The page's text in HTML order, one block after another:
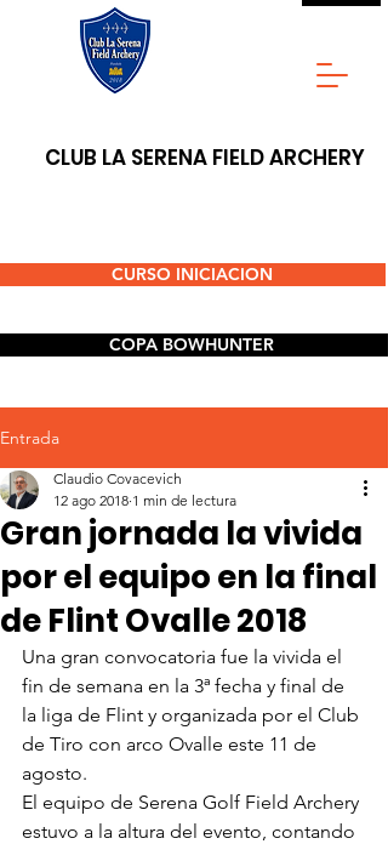
CLUB LA SERENA FIELD ARCHERY
CURSO INICIACION
COPA BOWHUNTER
Entrada
Gran jornada la vivida
por el equipo en la final
de Flint Ovalle 2018
Claudio Covacevich
12 ago 2018 1 min de lectura
Una gran convocatoria fue la vivida el
fin de semana en la 3ª fecha y final de
la liga de Flint y organizada por el Club
de Tiro con arco Ovalle este 11 de
agosto.
El equipo de Serena Golf Field Archery
estuvo a la altura del evento, contando